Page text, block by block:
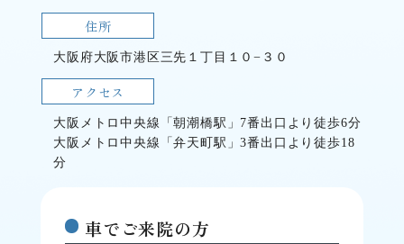
住所
大阪府大阪市港区三先１丁目１０−３０
アクセス
大阪メトロ中央線「朝潮橋駅」7番出口より徒歩6分
大阪メトロ中央線「弁天町駅」3番出口より徒歩18
分
車でご来院の方